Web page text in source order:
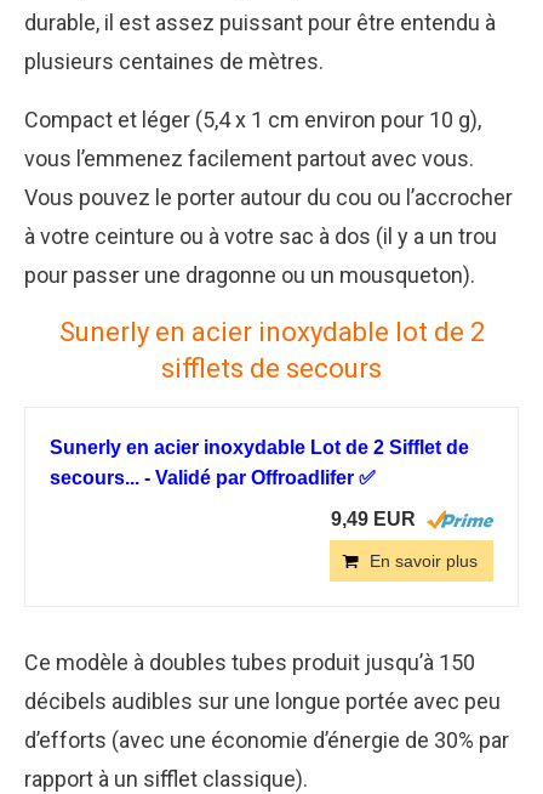
durable, il est assez puissant pour être entendu à
plusieurs centaines de mètres.
Compact et léger (5,4 x 1 cm environ pour 10 g),
vous l’emmenez facilement partout avec vous.
Vous pouvez le porter autour du cou ou l’accrocher
à votre ceinture ou à votre sac à dos (il y a un trou
pour passer une dragonne ou un mousqueton).
Sunerly en acier inoxydable lot de 2
sifflets de secours
Sunerly en acier inoxydable Lot de 2 Sifflet de
secours... - Validé par Offroadlifer ✅
9,49 EUR
En savoir plus
Ce modèle à doubles tubes produit jusqu’à 150
décibels audibles sur une longue portée avec peu
d’efforts (avec une économie d’énergie de 30% par
rapport à un sifflet classique).